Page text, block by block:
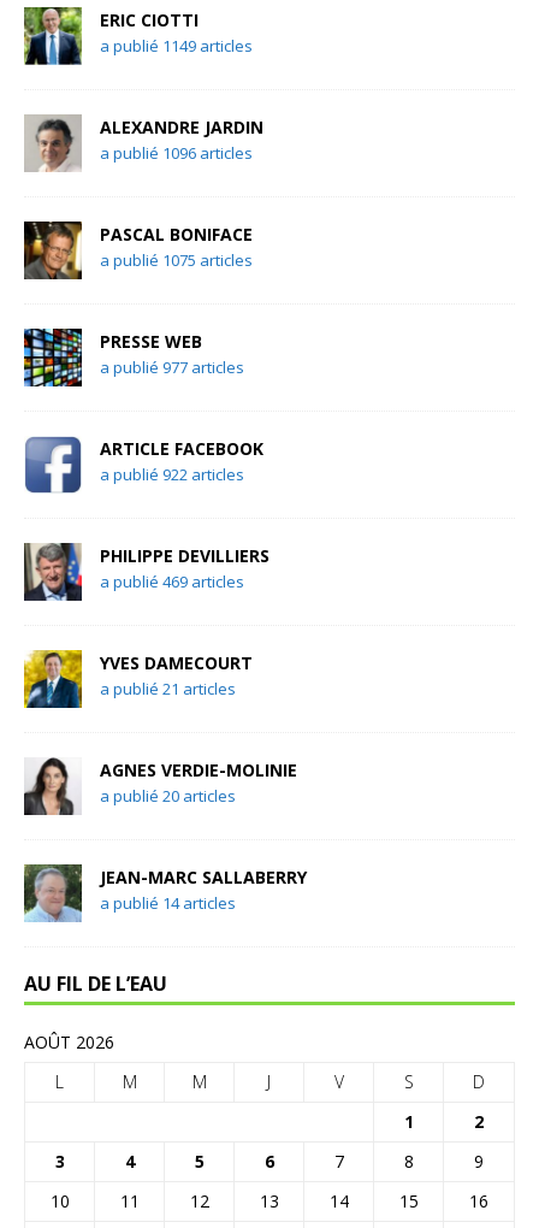
ERIC CIOTTI
a publié 1149 articles
ALEXANDRE JARDIN
a publié 1096 articles
PASCAL BONIFACE
a publié 1075 articles
PRESSE WEB
a publié 977 articles
ARTICLE FACEBOOK
a publié 922 articles
PHILIPPE DEVILLIERS
a publié 469 articles
YVES DAMECOURT
a publié 21 articles
AGNES VERDIE-MOLINIE
a publié 20 articles
JEAN-MARC SALLABERRY
a publié 14 articles
AU FIL DE L’EAU
AOÛT 2026
L
M M J V S
D
1
2
3
4 5 6 7 8
9
10
11 12 13 14 15
16